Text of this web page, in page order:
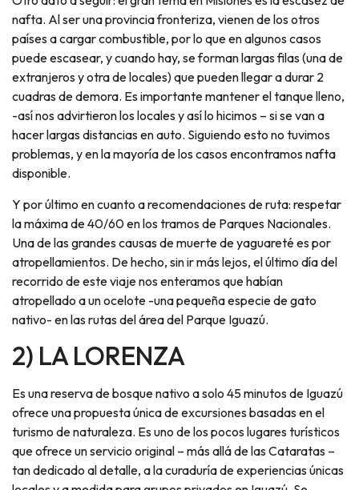
nafta. Al ser una provincia fronteriza, vienen de los otros
países a cargar combustible, por lo que en algunos casos
puede escasear, y cuando hay, se forman largas filas (una de
extranjeros y otra de locales) que pueden llegar a durar 2
cuadras de demora. Es importante mantener el tanque lleno,
-así nos advirtieron los locales y así lo hicimos – si se van a
hacer largas distancias en auto. Siguiendo esto no tuvimos
problemas, y en la mayoría de los casos encontramos nafta
disponible.
Y por último en cuanto a recomendaciones de ruta: respetar
la máxima de 40/60 en los tramos de Parques Nacionales.
Una de las grandes causas de muerte de yaguareté es por
atropellamientos. De hecho, sin ir más lejos, el último día del
recorrido de este viaje nos enteramos que habían
atropellado a un ocelote -una pequeña especie de gato
nativo- en las rutas del área del Parque Iguazú.
2) LA LORENZA
Es una reserva de bosque nativo a solo 45 minutos de Iguazú
ofrece una propuesta única de excursiones basadas en el
turismo de naturaleza. Es uno de los pocos lugares turísticos
que ofrece un servicio original – más allá de las Cataratas –
tan dedicado al detalle, a la curaduría de experiencias únicas